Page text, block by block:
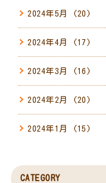
2024年5月 (20)
2024年4月 (17)
2024年3月 (16)
2024年2月 (20)
2024年1月 (15)
CATEGORY